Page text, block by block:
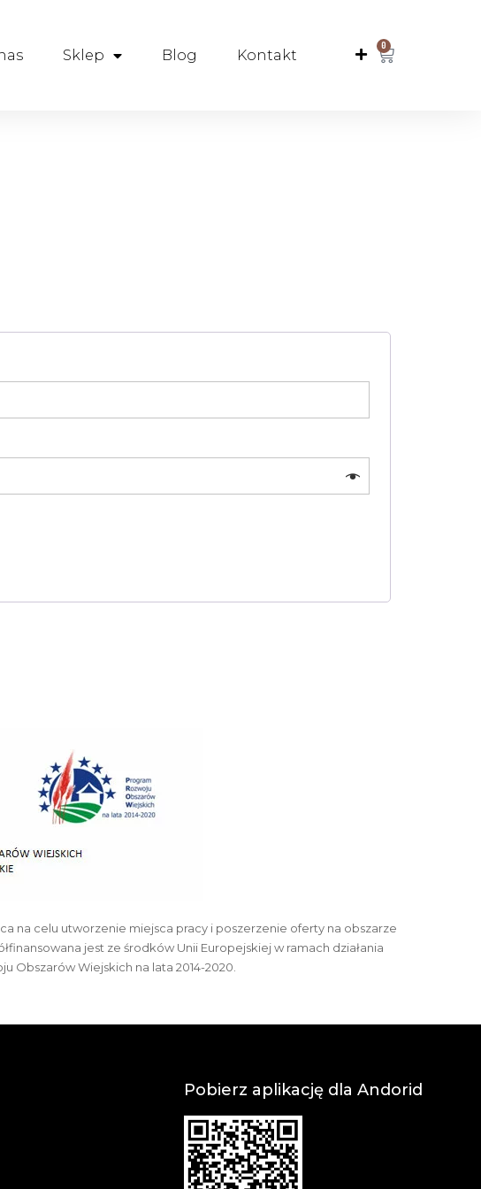
Sklep Blog Kontakt
0
na celu utworzenie miejsca pracy i poszerzenie oferty na obszarze
jest ze środków Unii Europejskiej w ramach działania
Obszarów Wiejskich na lata 2014-2020.
Pobierz aplikację dla Andorid